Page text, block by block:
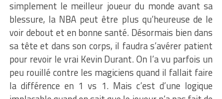
simplement le meilleur joueur du monde avant sa
blessure, la NBA peut être plus qu’heureuse de le
voir debout et en bonne santé. Désormais bien dans
sa tête et dans son corps, il faudra s’avérer patient
pour revoir le vrai Kevin Durant. On l’a vu parfois un
peu rouillé contre les magiciens quand il fallait faire
la différence en 1 vs 1. Mais c’est d’une logique